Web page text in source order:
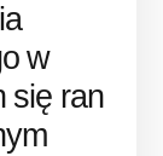
w
się ran